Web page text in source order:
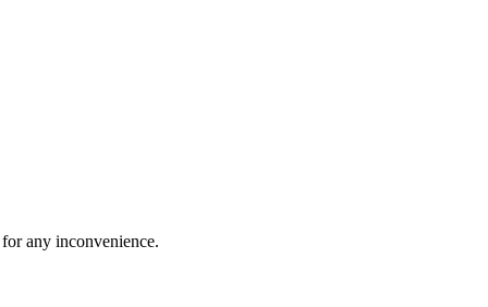
any inconvenience.